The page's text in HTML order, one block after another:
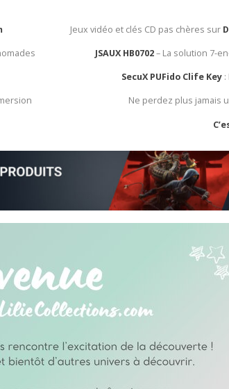
Jeux vidéo et clés CD pas chères sur
JSAUX HB0702– La solution 7-
SecuX PUFido Clife Key
Ne perdez plus jamais